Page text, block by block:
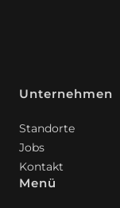
Unternehmen
Standorte
Jobs
Kontakt
Menü